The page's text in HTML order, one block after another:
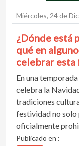
Miércoles, 24 de
¿Dónde está
qué en
celebrar
En una
celebra la
tradiciones
festividad no solo
oficialmente
Publicado en :